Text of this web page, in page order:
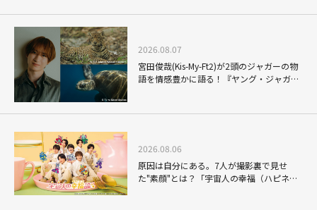
2026.08.07
宮田俊哉(Kis-My-Ft2)が2頭のジャガーの物
語を情感豊かに語る！『ヤング・ジャガ
ナレーションの妙
2026.08.06
原因は自分にある。7人が撮影裏で見せ
た"素顔"とは？「宇宙人の幸福（ハピネ